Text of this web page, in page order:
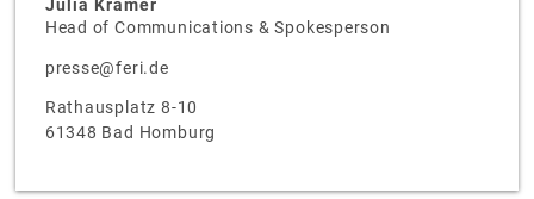
Julia Kramer
Head of Communications & Spokesperson
presse@feri.de
Rathausplatz 8-10
61348 Bad Homburg